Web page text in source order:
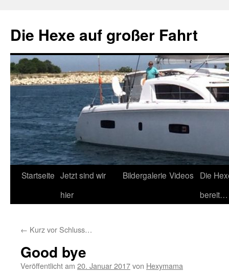
springen
Die Hexe auf großer Fahrt
Startseite Jetzt sind wir
hier
Bildergalerie Videos
Die
bereit…
← Kurz vor Schluss…
Good bye
Veröffentlicht am 20. Januar 2017von Hexymama